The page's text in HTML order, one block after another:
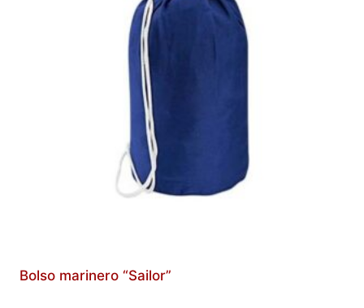
Bolso marinero “Sailor”